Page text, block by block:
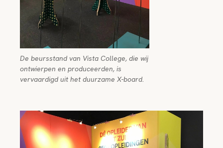
De beursstand van Vista College, die wij
ontwierpen en produceerden, is
vervaardigd uit het duurzame X-board.